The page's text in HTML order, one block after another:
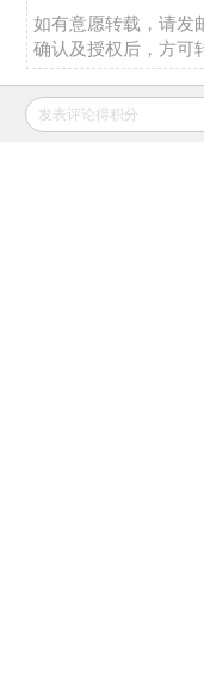
如有意愿转载，请发
确认及授权后，方可
推荐阅读
发表评论得积分